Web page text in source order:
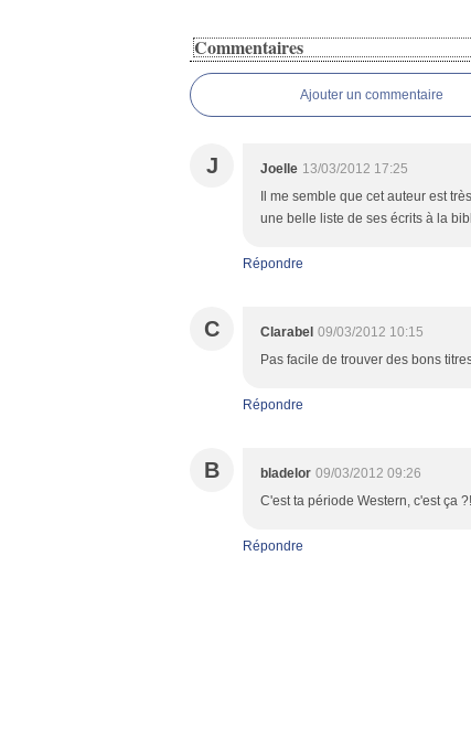
Commentaires
Ajouter un commentaire
J Joelle 13/03/2012 17:25
Il me semble que cet auteur est
une belle liste de ses écrits à la
Répondre
C Clarabel 09/03/2012 10:15
Pas facile de trouver des bons
Répondre
B bladelor 09/03/2012 09:26
C'est ta période Western, c'est ça
Répondre